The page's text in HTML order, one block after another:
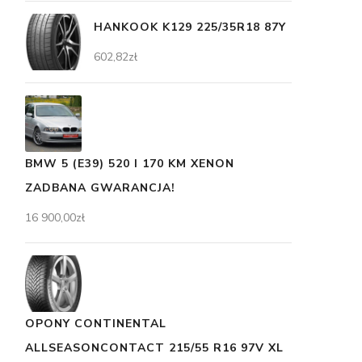
HANKOOK K129 225/35R18 87Y
602,82zł
BMW 5 (E39) 520 I 170 KM XENON
ZADBANA GWARANCJA!
16 900,00zł
OPONY CONTINENTAL
ALLSEASONCONTACT 215/55 R16 97V XL